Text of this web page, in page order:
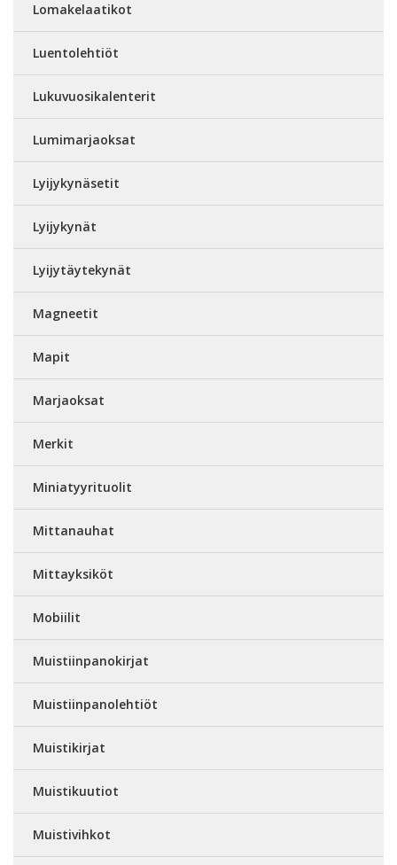
Lomakelaatikot
Luentolehtiöt
Lukuvuosikalenterit
Lumimarjaoksat
Lyijykynäsetit
Lyijykynät
Lyijytäytekynät
Magneetit
Mapit
Marjaoksat
Merkit
Miniatyyrituolit
Mittanauhat
Mittayksiköt
Mobiilit
Muistiinpanokirjat
Muistiinpanolehtiöt
Muistikirjat
Muistikuutiot
Muistivihkot